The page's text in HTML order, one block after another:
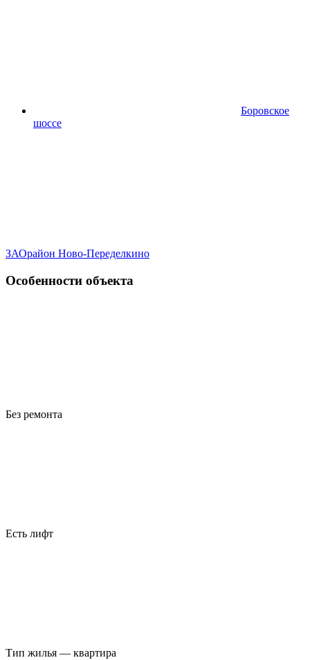
Боровское
шоссе
ЗАОрайон Ново-Переделкино
Особенности объекта
Без ремонта
Есть лифт
Тип жилья — квартира